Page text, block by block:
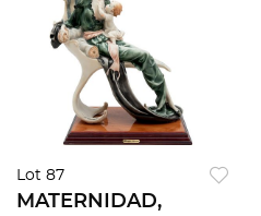
Lot 87
MATERNIDAD,